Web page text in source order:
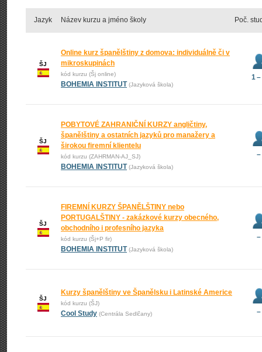
Jazyk Název kurzu a jméno školy Poč.
ŠJ
Online kurz španělštiny z domova: individuálně či v
mikroskupinách
kód kurzu (Šj online)
BOHEMIA INSTITUT (Jazyková škola)
1
ŠJ
POBYTOVÉ ZAHRANIČNÍ KURZY angličtiny,
španělštiny a ostatních jazyků pro manažery a
širokou firemní klientelu
kód kurzu (ZAHRMAN-AJ_SJ)
BOHEMIA INSTITUT (Jazyková škola)
–
ŠJ
FIREMNÍ KURZY ŠPANĚLŠTINY nebo
PORTUGALŠTINY - zakázkové kurzy obecného,
obchodního i profesního jazyka
kód kurzu (Šj+P fir)
BOHEMIA INSTITUT (Jazyková škola)
–
ŠJ
Kurzy španělštiny ve Španělsku i Latinské Americe
kód kurzu (ŠJ)
Cool Study (Centrála Sedlčany) –